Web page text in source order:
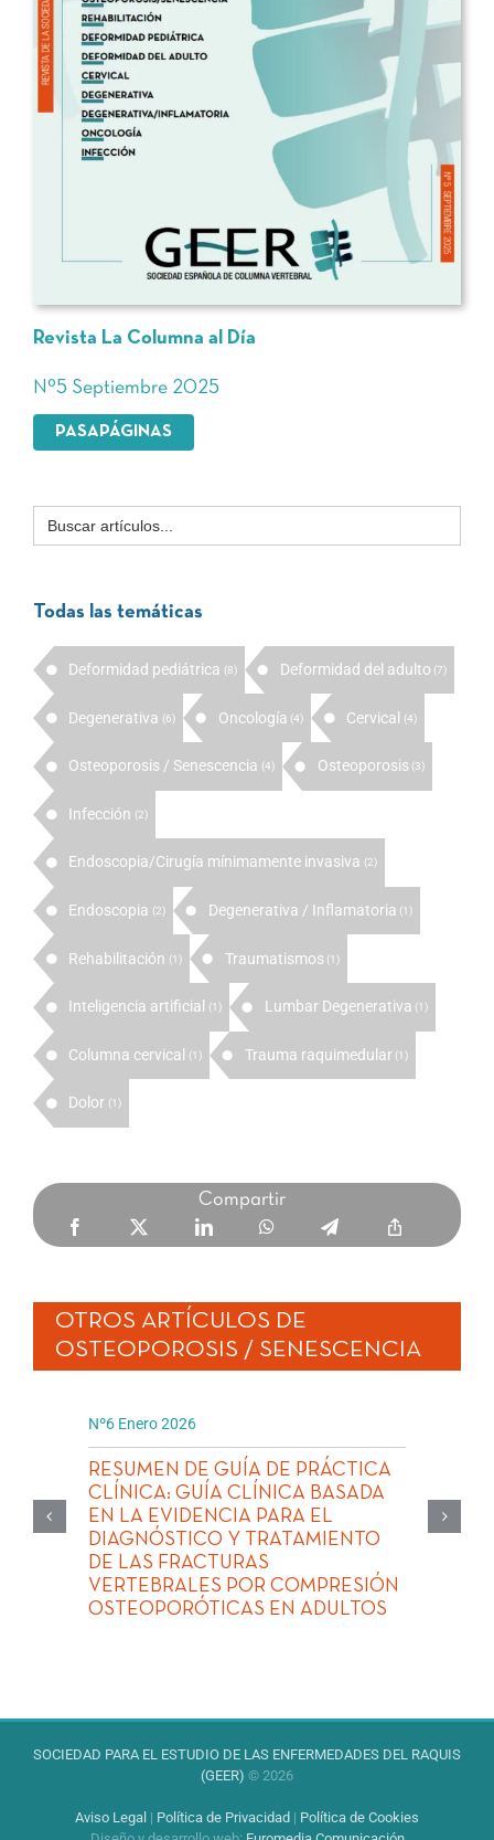
Revista La Columna al Día
Nº5 Septiembre 2025
PASAPÁGINAS
Buscar:
Todas las temáticas
Deformidad pediátrica (8) Deformidad del adulto (7)
Degenerativa (6) Oncología (4) Cervical (4)
Osteoporosis / Senescencia (4) Osteoporosis (3)
Infección (2)
Endoscopia/Cirugía mínimamente invasiva (2)
Endoscopia (2) Degenerativa / Inflamatoria (1)
Rehabilitación (1) Traumatismos (1)
Inteligencia artificial (1) Lumbar Degenerativa (1)
Columna cervical (1) Trauma raquimedular (1)
Dolor (1)
Compartir
OTROS ARTÍCULOS DE
OSTEOPOROSIS / SENESCENCIA
Nº6 Enero 2026
RESUMEN DE GUÍA DE PRÁCTICA
CLÍNICA: GUÍA CLÍNICA BASADA
EN LA EVIDENCIA PARA EL
DIAGNÓSTICO Y TRATAMIENTO
DE LAS FRACTURAS
VERTEBRALES POR COMPRESIÓN
OSTEOPORÓTICAS EN ADULTOS
SOCIEDAD PARA EL ESTUDIO DE LAS ENFERMEDADES DEL RAQUIS
(GEER) © 2026
Aviso Legal | Política de Privacidad | Política de Cookies